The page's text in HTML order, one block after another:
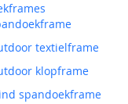
textielframe
klopframe
spandoekframe